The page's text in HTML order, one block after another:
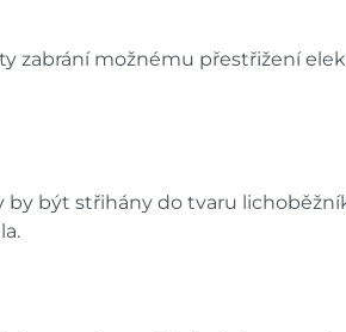
zabrání možnému přestřižení
být střihány do tvaru